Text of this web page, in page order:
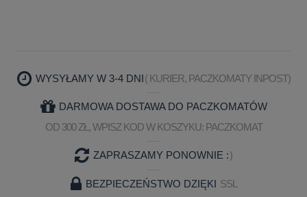
WYSYŁAMY W 3-4 DNI( KURIER, PACZKOMATY INPOST)
DARMOWA DOSTAWA DO PACZKOMATÓW
OD 300 ZŁ, WPISZ KOD W KOSZYKU: PACZKOMAT
ZAPRASZAMY PONOWNIE :)
BEZPIECZEŃSTWO DZIĘKI SSL